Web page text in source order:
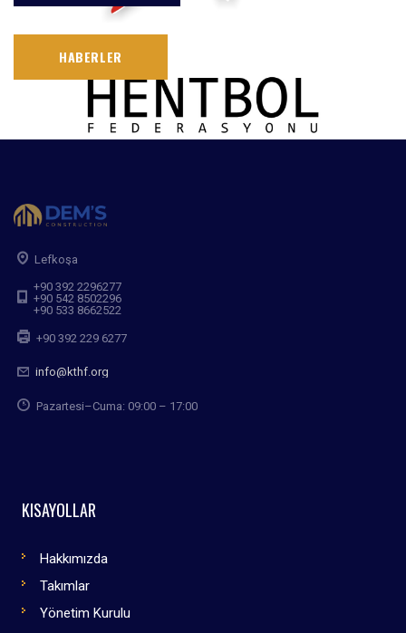
HABERLER
Lefkoşa
+90 392 2296277
+90 542 8502296
+90 533 8662522
+90 392 229 6277
info@kthf.org
Pazartesi–Cuma: 09:00 – 17:00
KISAYOLLAR
Hakkımızda
Takımlar
Yönetim Kurulu